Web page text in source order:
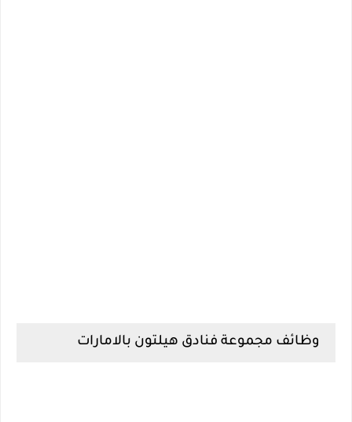
وظائف مجموعة فنادق هيلتون بالامارات